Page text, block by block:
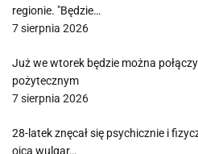
regionie. "Będzie…
7 sierpnia 2026
Już we wtorek będzie można
pożytecznym
7 sierpnia 2026
28-latek znęcał się psychicznie i
ojca wulgar…